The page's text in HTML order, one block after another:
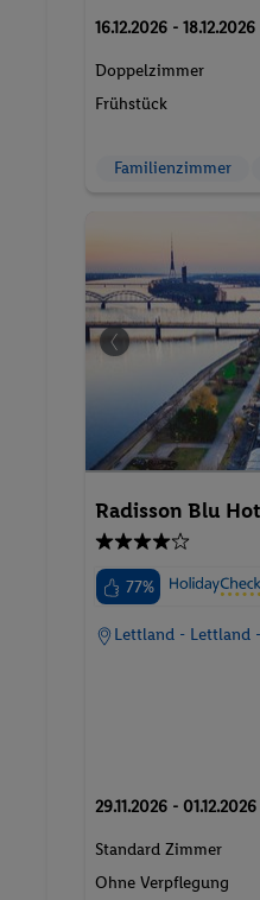
16.12.2026 - 18.12.2026
Doppelzimmer
Frühstück
Familienzimmer
Radisson Blu
77%
Lettland - Lettland
29.11.2026 - 01.12.2026
Standard Zimmer
Ohne Verpflegung